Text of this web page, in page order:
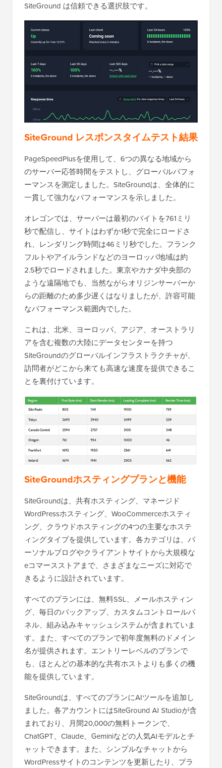
SiteGround は信頼できる選択肢です。
SiteGround レスポンスタイムテスト結果
PageSpeedPlusを使用して、6つの異なる地域から
のサーバー応答時間をテストし、グローバルパフォ
ーマンスを測定しました。SiteGroundは、全体的に
一貫して強力なパフォーマンスを示しました。
オレゴンでは、サーバーは最初のバイトを761ミリ
秒で配信し、サイトはわずか1秒で完全にロードさ
れ、レンダリング時間は46ミリ秒でした。フランク
フルトやアイルランドなどのヨーロッパ地域は約
2.5秒でロードされました。東京やカナダ中央部の
ような遠隔地でも、当然ながらオリジンサーバーか
らの距離のため多少遅くはなりましたが、許容可能
なパフォーマンス範囲内でした。
これは、北米、ヨーロッパ、アジア、オーストラリ
アを含む複数の大陸にデータセンターを持つ
SiteGroundのグローバルインフラストラクチャが、
訪問者がどこから来ても高速な速度を提供できるこ
とを裏付けています。
SiteGroundホスティングプランと機能
SiteGroundは、共有ホスティング、マネージド
WordPressホスティング、WooCommerceホスティ
ング、クラウドホスティングの4つの主要なホステ
ィングタイプを提供しています。各カテゴリは、パ
ーソナルブログやクライアントサイトから大規模な
eコマースストアまで、さまざまなニーズに対応で
きるように設計されています。
すべてのプランには、無料SSL、メールホスティン
グ、毎日のバックアップ、カスタムコントロールパ
ネル、組み込みキャッシュシステムが含まれていま
す。また、すべてのプランで初年度無料のドメイン
名が提供されます。エントリーレベルのプランで
も、ほとんどの基本的な共有ホストよりも多くの機
能を提供しています。
SiteGroundは、すべてのプランにAIツールを追加し
ました。各アカウントにはSiteGround AI Studioが含
まれており、月間20,000の無料トークンで、
ChatGPT、Claude、Geminiなどの人気AIモデルとチ
ャットできます。また、シンプルなチャットから
WordPressサイトのコンテンツを更新したり、プラ